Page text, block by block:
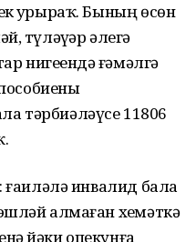
ҙурыраҡ. Бының өсөн
түләүҙәр әлегә
нигеҙендә ғәмәлгә
тәрбиәләүсе 11806
ғаиләлә инвалид бала
алмаған хеҙмәткә
йәки опекунға